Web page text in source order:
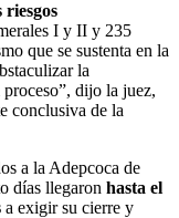
riesgos
I y II y 235
que se sustenta en la
la
dijo la juez,
conclusiva de la
a la Adepcoca de
días llegaron hasta el
a exigir su cierre y